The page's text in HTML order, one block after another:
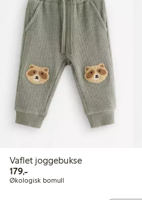
Vaflet joggebukse
179,-179,00 kr
Økologisk bomull